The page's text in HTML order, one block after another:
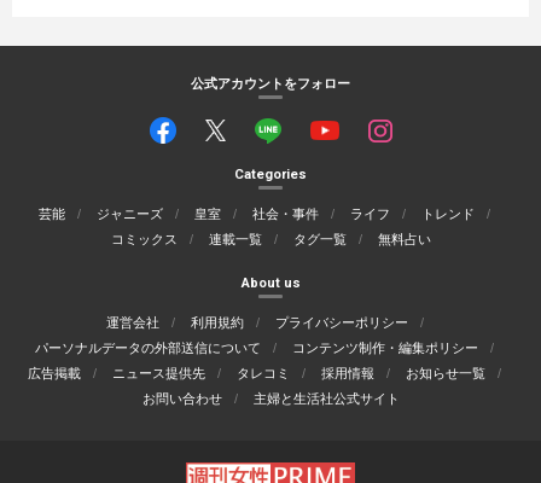
公式アカウントをフォロー
Categories
芸能 ジャニーズ 皇室 社会・事件 ライフ
トレンド
コミックス
連載一覧 タグ一覧 無料占い
About us
運営会社 利用規約
プライバシーポリシー
パーソナルデータの外部送信について
コンテンツ制作・編集ポリシー
広告掲載
ニュース提供先 タレコミ 採用情報
お知らせ一覧
お問い合わせ
主婦と生活社公式サイト